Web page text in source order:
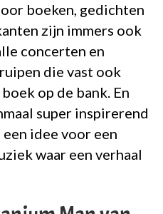
boeken, gedichten
zijn immers ook
concerten en
die vast ook
op de bank. En
super inspirerend
idee voor een
waar een verhaal